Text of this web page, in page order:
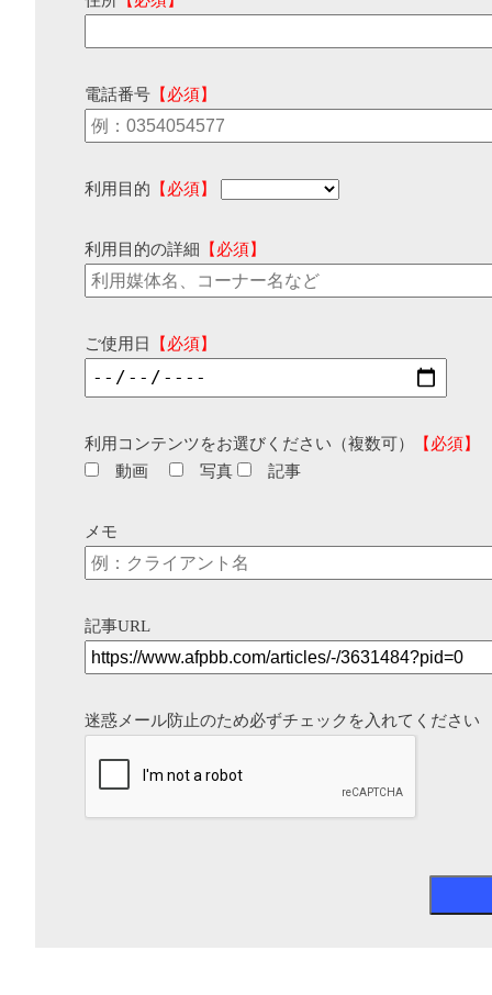
電話番号 【必須】
利用目的 【必須】
利用目的の詳細 【必須】
ご使用日 【必須】
利用コンテンツをお選びください（複数可）
【必須】
動画
写真 記事
メモ
記事URL
迷惑メール防止のため必ずチェックを入れてください